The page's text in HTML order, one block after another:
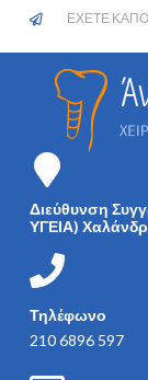
ΕΧΕΤΕ
Διεύθυνση
ΥΓΕΙΑ)
Τηλέφωνο
210 6896 597